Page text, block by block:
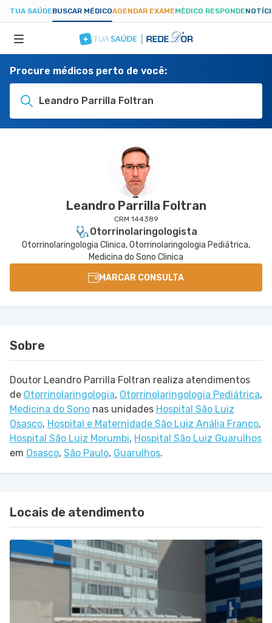
TUA SAÚDEBUSCAR MÉDICOAGENDAR EXAMEMÉDICO RESPONDE
ESPECIALIDADES
Procure médicos perto de você:
Leandro Parrilla Foltran
Leandro Parrilla Foltran
CRM 144389
Otorrinolaringologista
Otorrinolaringologia Clinica, Otorrinolaringologia Pediátrica,
Medicina do Sono Clinica
MARCAR CONSULTA
Sobre
Doutor Leandro Parrilla Foltran realiza atendimentos
de Otorrinolaringologia, Otorrinolaringologia Pediátrica,
Medicina do Sono nas unidades Hospital São Luiz
Osasco, Hospital e Maternidade São Luiz Anália Franco,
Hospital São Luiz Morumbi, Hospital São Luiz Guarulhos
em Osasco, São Paulo, Guarulhos.
Locais de atendimento